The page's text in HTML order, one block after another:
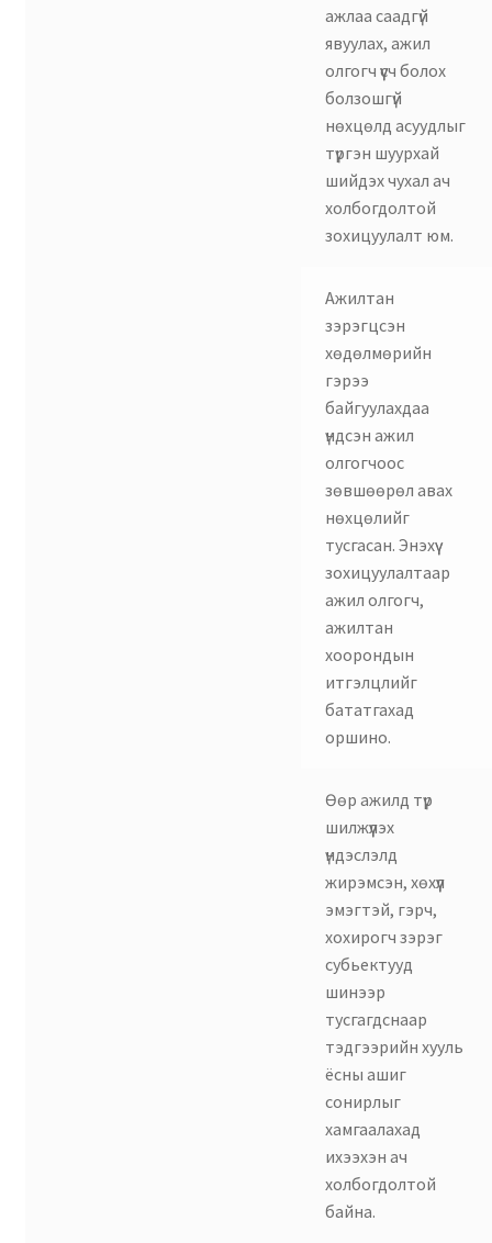
ажлаа саадгүй
явуулах, ажил
олгогч үүсч болох
болзошгүй
нөхцөлд асуудлыг
түргэн шуурхай
шийдэх чухал ач
холбогдолтой
зохицуулалт юм.
Ажилтан
зэрэгцсэн
хөдөлмөрийн
гэрээ
байгуулахдаа
үндсэн ажил
олгогчоос
зөвшөөрөл авах
нөхцөлийг
тусгасан. Энэхүү
зохицуулалтаар
ажил олгогч,
ажилтан
хоорондын
итгэлцлийг
бататгахад
оршино.
Өөр ажилд түр
шилжүүлэх
үндэслэлд
жирэмсэн, хөхүүл
эмэгтэй, гэрч,
хохирогч зэрэг
субьектууд
шинээр
тусгагдснаар
тэдгээрийн хууль
ёсны ашиг
сонирлыг
хамгаалахад
ихээхэн ач
холбогдолтой
байна.